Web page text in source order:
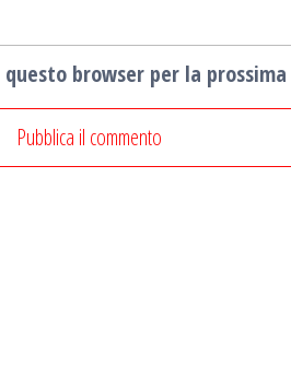
browser per la